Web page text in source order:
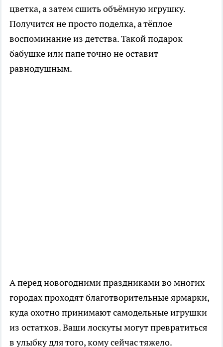
цветка, а затем сшить объёмную игрушку.
Получится не просто поделка, а тёплое
воспоминание из детства. Такой подарок
бабушке или папе точно не оставит
равнодушным.
А перед новогодними праздниками во многих
городах проходят благотворительные ярмарки,
куда охотно принимают самодельные игрушки
из остатков. Ваши лоскуты могут превратиться
в улыбку для того, кому сейчас тяжело.